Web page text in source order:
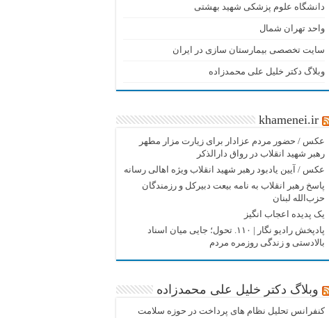
دانشگاه علوم پزشکی شهید بهشتی
واحد تهران شمال
سایت تخصصی بیمارستان سازی در ایران
وبلاگ دکتر خلیل علی محمدزاده
khamenei.ir
عکس / حضور مردم عزادار برای زیارت مزار مطهر
رهبر شهید انقلاب در رواق دارالذکر
عکس / آیین یادبود رهبر شهید انقلاب ویژه اهالی رسانه
پاسخ رهبر انقلاب به نامه بیعت دبیرکل و رزمندگان
حزب‌الله لبنان
یک پدیده اعجاب انگیز
پادپخش رادیو نگار | ۱۱۰. تحول؛ جایی میان اسناد
بالادستی و زندگی روزمره مردم
وبلاگ دکتر خلیل علی محمدزاده
کنفرانس تحلیل نظام های پرداخت در حوزه سلامت